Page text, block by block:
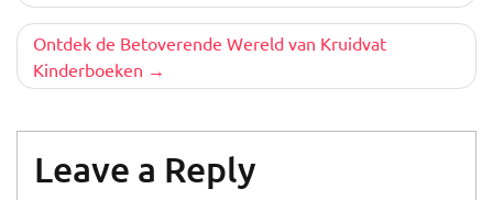
Ontdek de Betoverende Wereld van Kruidvat
Kinderboeken
Leave a Reply